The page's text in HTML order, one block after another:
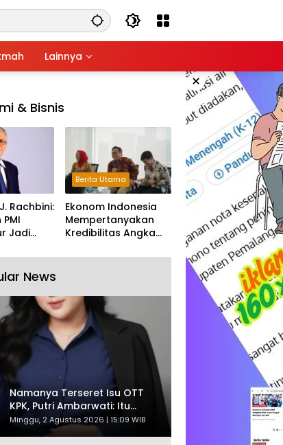
Lainnya
×
& Bisnis
Rachbini:
Jadi
Berita Utama
Ekonom Indonesia
Mempertanyakan
Kredibilitas Angka
Tumbuh Tapi Rapuh
News
Namanya Terseret Isu OTT
KPK, Putri Ambarwati: Itu
Hanya Kesamaan Nama
Minggu, 2 Agustus 2026 | 15:09 WIB